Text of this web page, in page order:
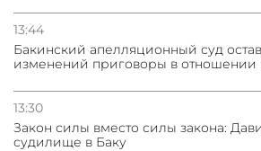
13:44
Бакинский апелляционный суд
изменений приговоры в отношении
13:30
Закон силы вместо силы закона:
судилище в Баку